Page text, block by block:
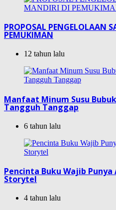
PROPOSAL PENGELOLAAN
PEMUKIMAN
12 tahun lalu
Manfaat Minum Susu
Tangguh Tanggap
6 tahun lalu
Pencinta Buku Wajib
Storytel
4 tahun lalu